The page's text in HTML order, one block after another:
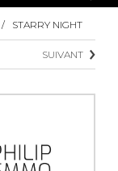
PARTITIONS
Méthodes
5 guitares et plus
STARRY NIGHT
SUIVANT